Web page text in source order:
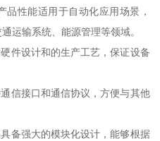
品性能适用于自动化应用场景，
运输系统、能源管理等领域。
件设计和的生产工艺，保证设备
信接口和通信协议，方便与其他
备强大的模块化设计，能够根据